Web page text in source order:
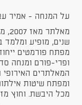
על המנחה - אמיר
שנים, מופיע ומלמד
מפתח פורמטים
ופרי-פורם ומנחה
המאלתרים
ומפתח שיטות
מכל היבשת. וחוץ